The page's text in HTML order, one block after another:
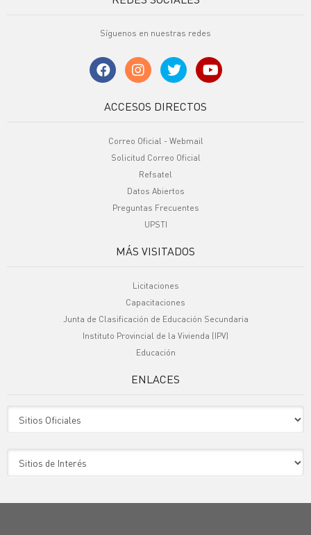
Síguenos en nuestras redes
ACCESOS DIRECTOS
Correo Oficial - Webmail
Solicitud Correo Oficial
Refsatel
Datos Abiertos
Preguntas Frecuentes
UPSTI
MÁS VISITADOS
Licitaciones
Capacitaciones
Junta de Clasificación de Educación Secundaria
Instituto Provincial de la Vivienda (IPV)
Educación
ENLACES